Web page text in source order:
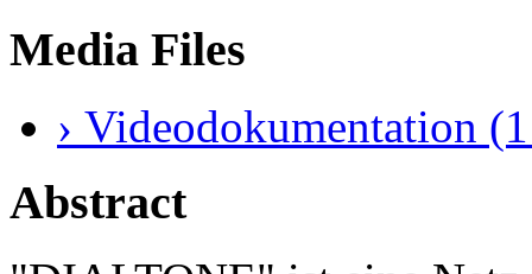
Media Files
› Videodokumentation
Abstract